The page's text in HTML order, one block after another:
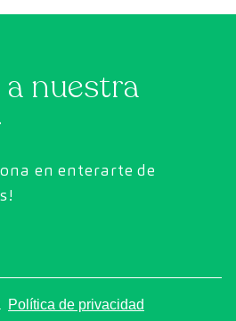
utiliza la
los órganos vitales, el
antes de que
síntomas.
nuestra
en enterarte de
Política de privacidad